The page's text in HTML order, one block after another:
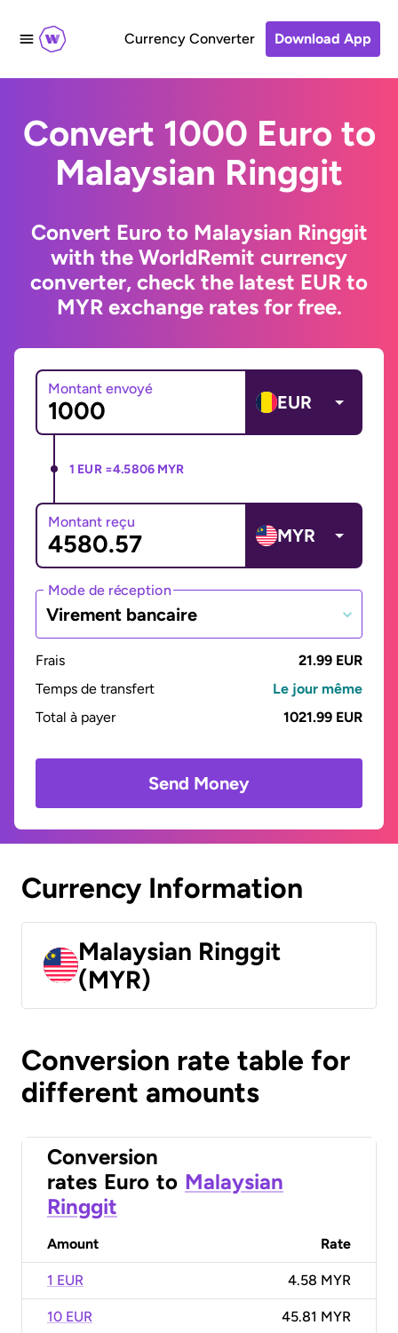
Currency Converter Download App
Convert 1000 Euro to
Malaysian Ringgit
Convert Euro to Malaysian Ringgit
with the WorldRemit currency
converter, check the latest EUR to
MYR exchange rates for free.
Montant envoyé
EUR
1 EUR =4.5806 MYR
Montant reçu
MYR
Mode de réception
Virement bancaire
Frais
21.99 EUR
Temps de transfert
Le jour même
Total à payer
1021.99 EUR
Send Money
Currency Information
Malaysian Ringgit
(MYR)
Conversion rate table for
different amounts
Conversion
rates Euro to Malaysian
Ringgit
Amount Rate
1 EUR 4.58 MYR
10 EUR 45.81 MYR